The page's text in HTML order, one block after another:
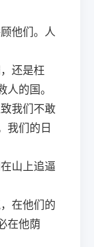
他们。人
还是枉
人的国。
我们不敢
我们的日
山上追逼
在他们的
在他荫